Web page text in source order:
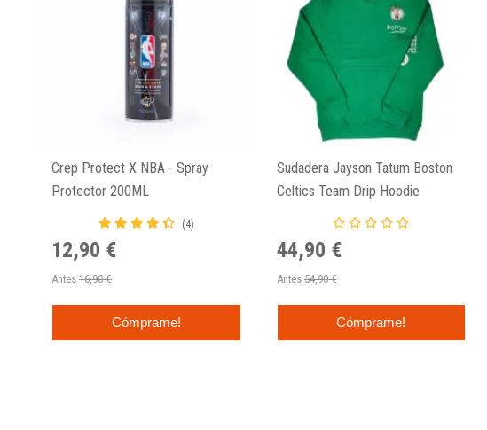
Crep Protect X NBA - Spray
Protector 200ML
(4)
12,90 €
Antes 16,90 €
Cómprame!
Sudadera Jayson Tatum Boston
Celtics Team Drip Hoodie
44,90 €
Antes 54,90 €
Cómprame!